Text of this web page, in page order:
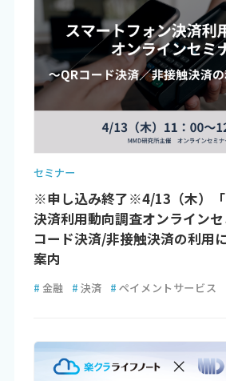
セミナー
※申し込み終了※4/13（木）「
決済利用動向調査オンライン
コード決済/非接触決済の利用
案内
# 金融 # 決済 # ペイメントサービス